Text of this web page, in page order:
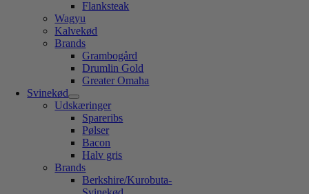
Flanksteak
Wagyu
Kalvekød
Brands
Grambogård
Drumlin Gold
Greater Omaha
Svinekød
Udskæringer
Spareribs
Pølser
Bacon
Halv gris
Brands
Berkshire/Kurobuta-